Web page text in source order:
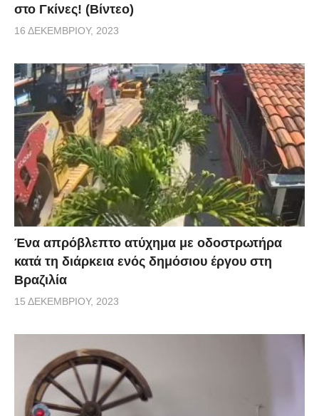
στο Γκίνες! (Βίντεο)
16 ΔΕΚΕΜΒΡΊΟΥ, 2023
Ένα απρόβλεπτο ατύχημα με οδοστρωτήρα
κατά τη διάρκεια ενός δημόσιου έργου στη
Βραζιλία
15 ΔΕΚΕΜΒΡΊΟΥ, 2023